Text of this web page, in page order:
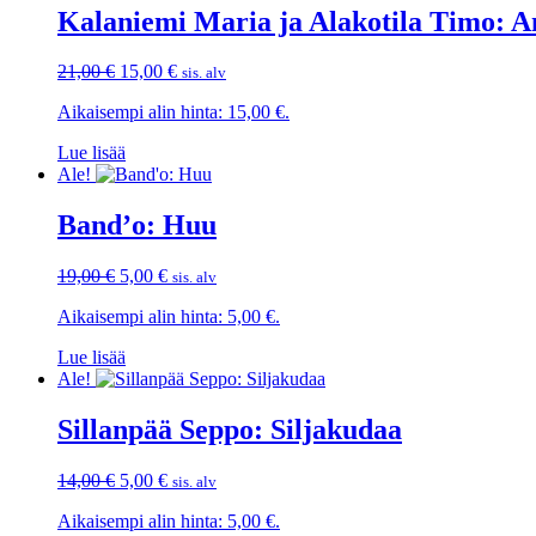
Kalaniemi Maria ja Alakotila Timo:
21,00€ Alkuperäinen
oli:
15,00 €Nykyinen
on:
sis. alv
Aikaisempi alin hinta: 15,00 €.
Lue lisää
Ale!
Band’o: Huu
19,00€ Alkuperäinen
oli:
5,00 €Nykyinen
on:
sis. alv
Aikaisempi alin hinta: 5,00 €.
Lue lisää
Ale!
Sillanpää Seppo: Siljakudaa
14,00€ Alkuperäinen
oli:
5,00 €Nykyinen
on:
sis. alv
Aikaisempi alin hinta: 5,00 €.